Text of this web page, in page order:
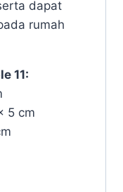
dapat
rumah
11:
5 cm